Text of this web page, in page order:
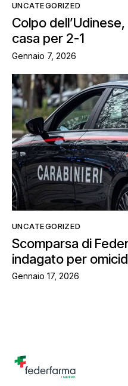
UNCATEGORIZED
Colpo
casa per 2-1
Gennaio 7, 2026
UNCATEGORIZED
Scomparsa di
indagato per
Gennaio 17, 2026